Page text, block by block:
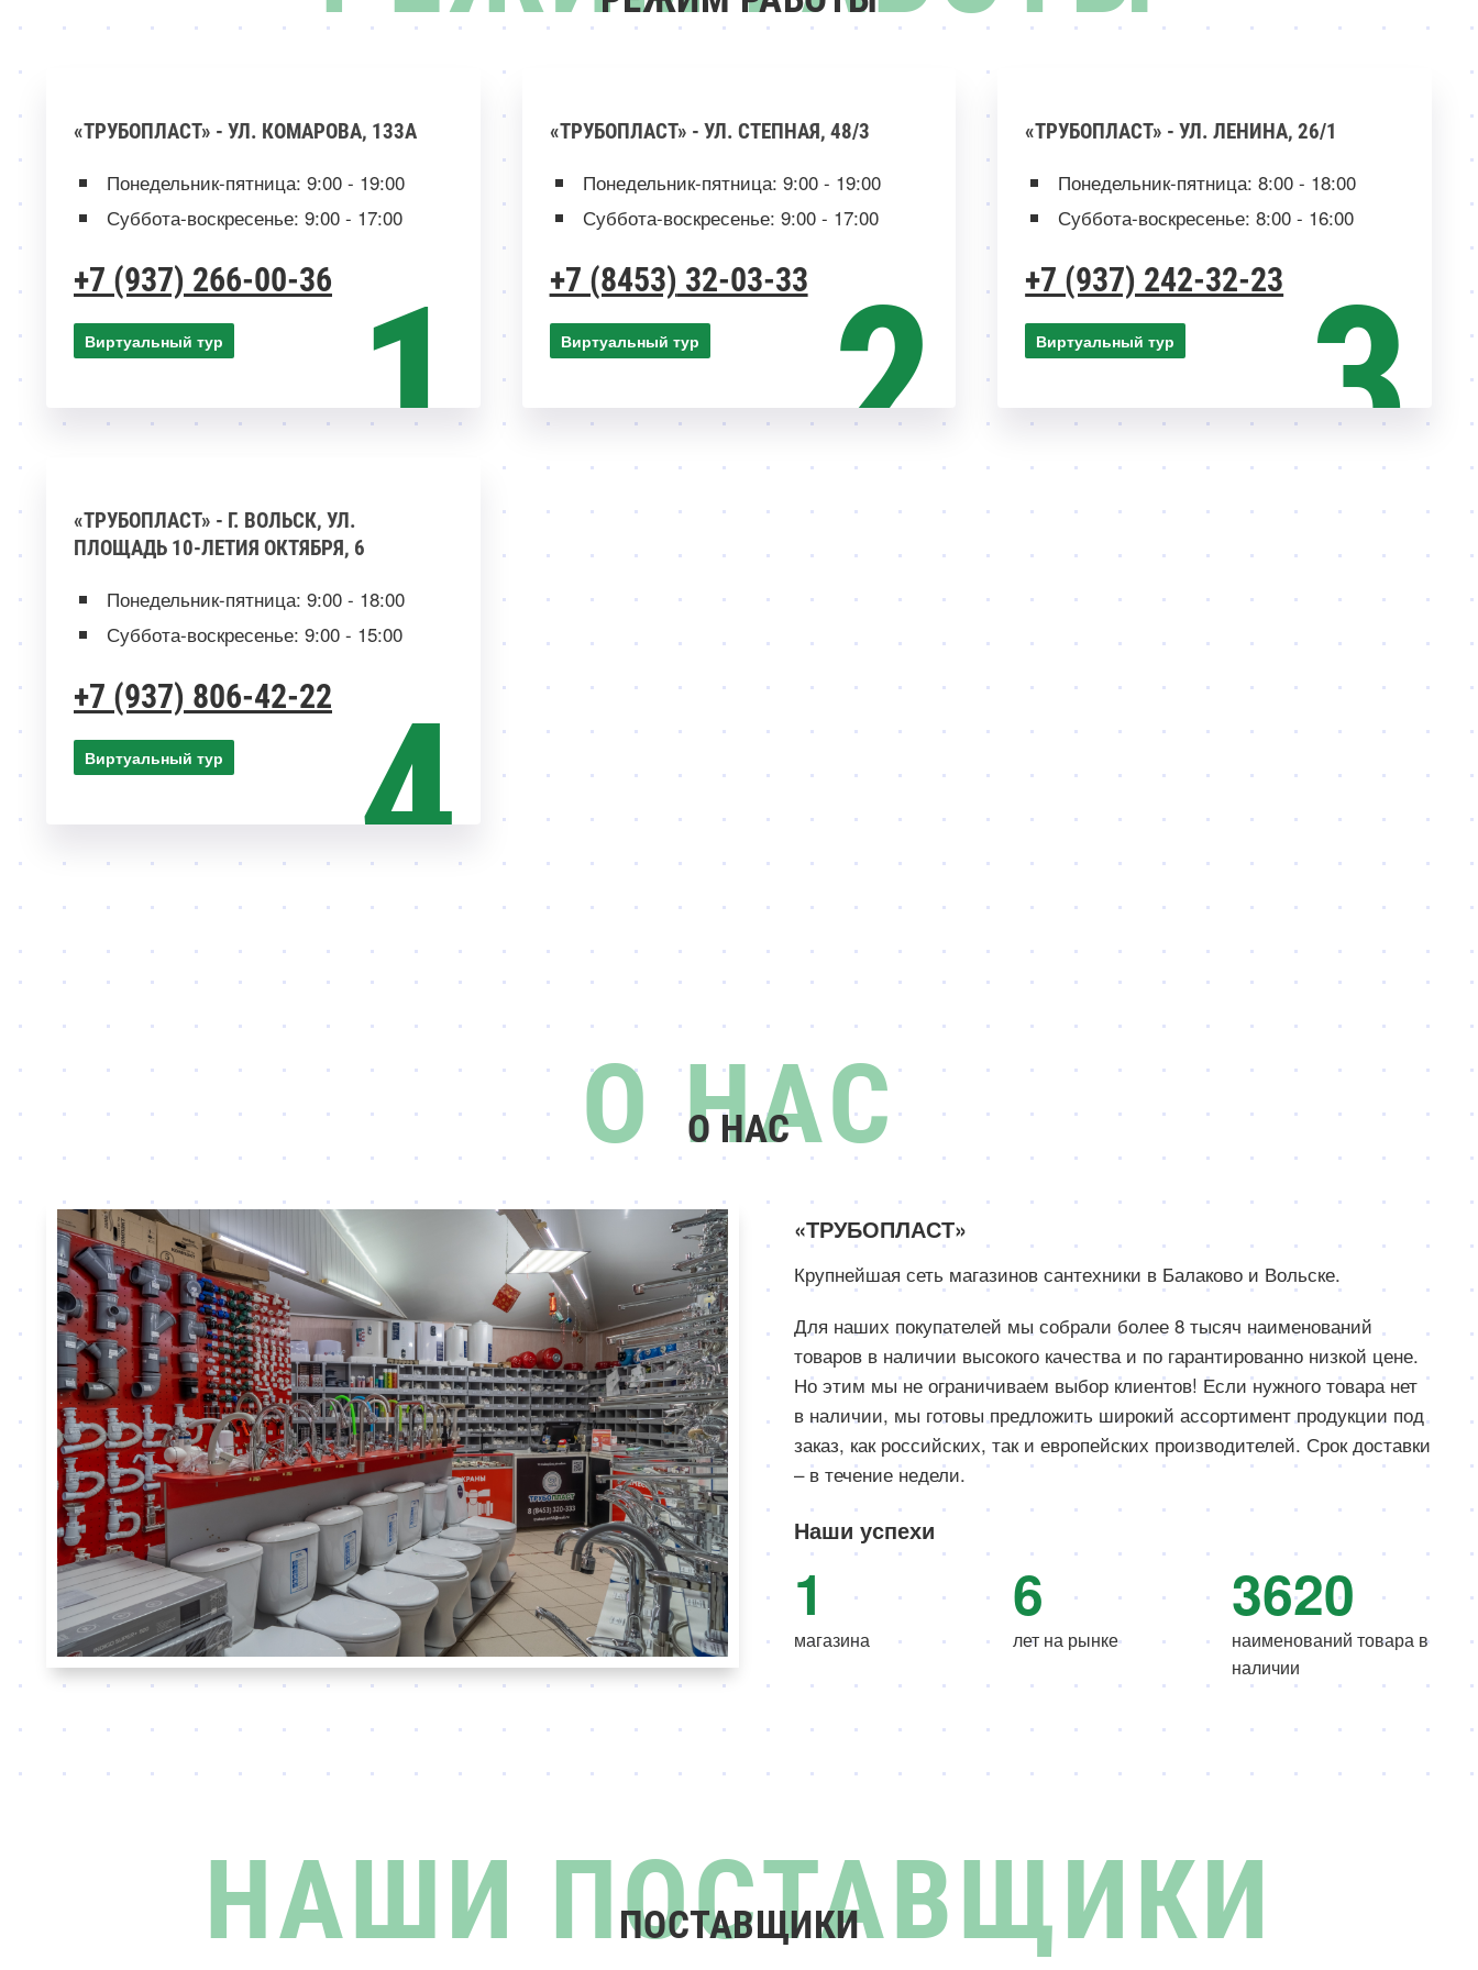
«ТРУБОПЛАСТ» - УЛ. КОМАРОВА, 133А
Понедельник-пятница: 9:00 - 19:00
Суббота-воскресенье: 9:00 - 17:00
+7 (937) 266-00-36
Виртуальный тур
«ТРУБОПЛАСТ» - УЛ. СТЕПНАЯ, 48/3
Понедельник-пятница: 9:00 - 19:00
Суббота-воскресенье: 9:00 - 17:00
+7 (8453) 32-03-33
Виртуальный тур
«ТРУБОПЛАСТ» - УЛ. ЛЕНИНА, 26/1
Понедельник-пятница: 8:00 - 18:00
Суббота-воскресенье: 8:00 - 16:00
+7 (937) 242-32-23
Виртуальный тур
«ТРУБОПЛАСТ» - Г. ВОЛЬСК, УЛ.
ПЛОЩАДЬ 10-ЛЕТИЯ ОКТЯБРЯ, 6
Понедельник-пятница: 9:00 - 18:00
Суббота-воскресенье: 9:00 - 15:00
+7 (937) 806-42-22
Виртуальный тур
О НАС
«ТРУБОПЛАСТ»
Крупнейшая сеть магазинов сантехники в Балаково и Вольске.
Для наших покупателей мы собрали более 8 тысяч наименований
товаров в наличии высокого качества и по гарантированно низкой цене.
Но этим мы не ограничиваем выбор клиентов! Если нужного товара нет
в наличии, мы готовы предложить широкий ассортимент продукции под
заказ, как российских, так и европейских производителей. Срок доставки
– в течение недели.
Наши успехи
3
магазина
11
лет на рынке
6300
наименований товара в
наличии
ПОСТАВЩИКИ